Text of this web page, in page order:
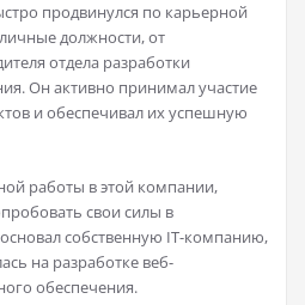
продвинулся по карьерной
должности, от
отдела разработки
Он активно принимал участие
и обеспечивал их успешную
работы в этой компании,
свои силы в
собственную IT-компанию,
на разработке веб-
обеспечения.